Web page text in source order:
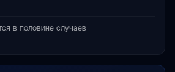
в половине случаев